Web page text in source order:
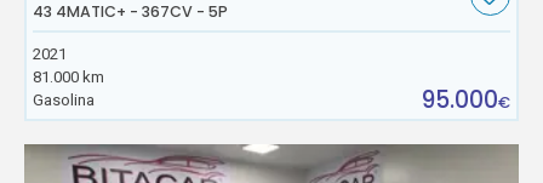
43 4MATIC+ - 367CV - 5P
2021
81.000 km
Gasolina
95.000€